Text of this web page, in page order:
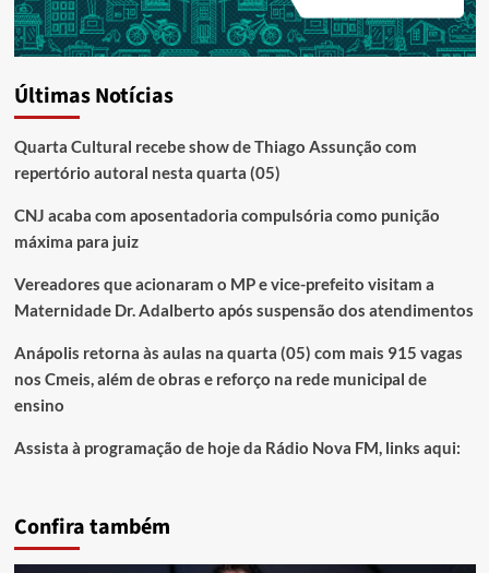
Últimas Notícias
Quarta Cultural recebe show de Thiago Assunção com
repertório autoral nesta quarta (05)
CNJ acaba com aposentadoria compulsória como punição
máxima para juiz
Vereadores que acionaram o MP e vice-prefeito visitam a
Maternidade Dr. Adalberto após suspensão dos atendimentos
Anápolis retorna às aulas na quarta (05) com mais 915 vagas
nos Cmeis, além de obras e reforço na rede municipal de
ensino
Assista à programação de hoje da Rádio Nova FM, links aqui:
Confira também